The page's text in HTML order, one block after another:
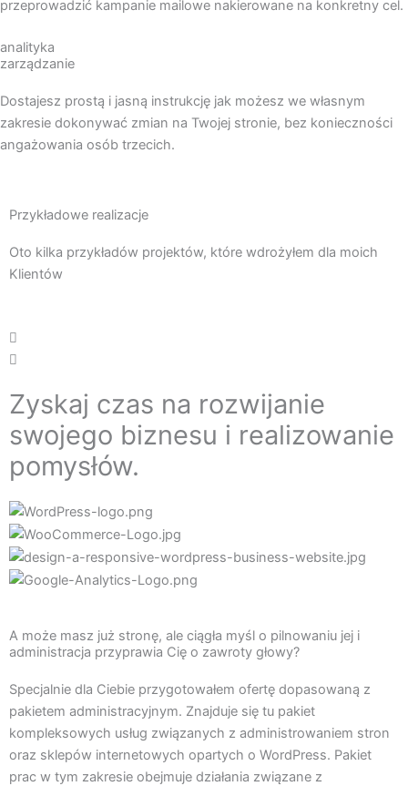
przeprowadzić kampanie mailowe nakierowane na konkretny cel.
analityka
zarządzanie
Dostajesz prostą i jasną instrukcję jak możesz we własnym
zakresie dokonywać zmian na Twojej stronie, bez konieczności
angażowania osób trzecich.
Przykładowe realizacje
Oto kilka przykładów projektów, które wdrożyłem dla moich
Klientów
Zyskaj czas na rozwijanie
swojego biznesu i realizowanie
pomysłów.
A może masz już stronę, ale ciągła myśl o pilnowaniu jej i
administracja przyprawia Cię o zawroty głowy?
Specjalnie dla Ciebie przygotowałem ofertę dopasowaną z
pakietem administracyjnym. Znajduje się tu pakiet
kompleksowych usług związanych z administrowaniem stron
oraz sklepów internetowych opartych o WordPress. Pakiet
prac w tym zakresie obejmuje działania związane z